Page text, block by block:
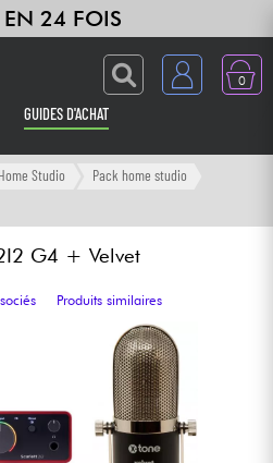
EN 24 FOIS
0
GUIDES D'ACHAT
Studio
Pack home studio
G4 + Velvet
Produits similaires